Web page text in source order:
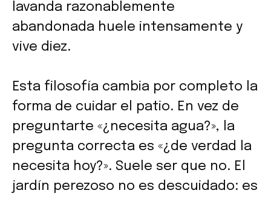
lavanda razonablemente
abandonada huele intensamente y
vive diez.
Esta filosofía cambia por completo la
forma de cuidar el patio. En vez de
preguntarte «¿necesita agua?», la
pregunta correcta es «¿de verdad la
necesita hoy?». Suele ser que no. El
jardín perezoso no es descuidado: es